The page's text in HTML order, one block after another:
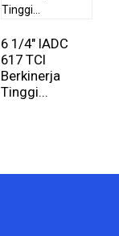
6 1/4" IADC
617 TCI
Berkinerja
Tinggi...